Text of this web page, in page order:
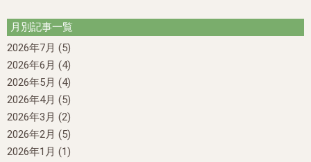
月別記事一覧
2026年7月 (5)
2026年6月 (4)
2026年5月 (4)
2026年4月 (5)
2026年3月 (2)
2026年2月 (5)
2026年1月 (1)